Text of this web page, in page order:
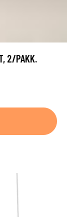
2/PAKK.